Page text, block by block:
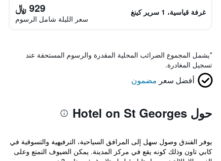
غرفة قياسية، 1 سرير كينغ 929 ﷼
سعر الليلة شامل الرسوم
*يشمل المجموع الضرائب المحلية المقدرة والرسوم المستحقة عند
تسجيل المغادرة.
أفضل سعر مضمون
حول Hotel on St Georges
يوفر الفندق وصول سهل إلى المرافق السياحية، الترفيهية والتسوقية في
كابي تاون وذلك كونه يقع في مركز المدينة. يمكن الضيوف التمتع وعلى